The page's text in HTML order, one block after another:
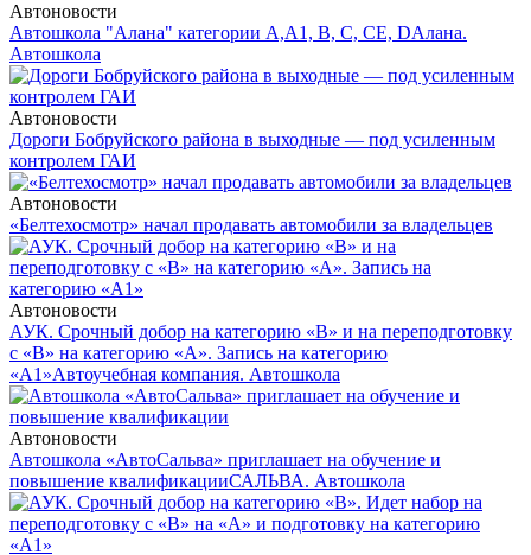
Автоновости
Автошкола "Алана" категории А,А1, В, С, СЕ, DАлана.
Автошкола
Автоновости
Дороги Бобруйского района в выходные — под усиленным
контролем ГАИ
Автоновости
«Белтехосмотр» начал продавать автомобили за владельцев
Автоновости
АУК. Срочный добор на категорию «В» и на переподготовку
с «В» на категорию «А». Запись на категорию
«А1»Автоучебная компания. Автошкола
Автоновости
Автошкола «АвтоСальва» приглашает на обучение и
повышение квалификацииСАЛЬВА. Автошкола